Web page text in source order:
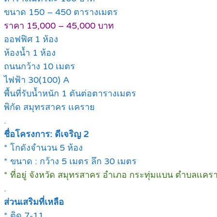
ขนาด 150 – 450 ตารางเมตร
ราคา 15,000 – 45,000 บาท
ออฟฟิศ 1 ห้อง
ห้องน้ำ 1 ห้อง
ถนนกว้าง 10 เมตร
ไฟฟ้า 30(100) A
พื้นที่รับน้ำหนัก 1 ตันต่อตารางเมตร
พิกัด สมุทรสาคร เเคราย
.
ชื่อโครงการ: ดีเจริญ 2
* โกดังจำนวน 5 ห้อง
* ขนาด : กว้าง 5 เมตร ลึก 30 เมตร
* ที่อยู่ จังหวัด สมุทรสาคร อำเภอ กระทุ่มแบน ตำบลเเคร
.
ส่วนเสริมที่เหลือ